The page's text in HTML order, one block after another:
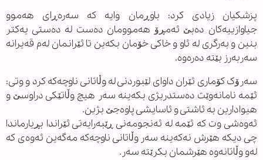
پزشکیان زیادی کرد: باوڕمان وایە کە سەرەڕای هەموو
جیاوازییەکان دەبێ ئەمڕۆ هەموومان دەست لە دەستی یەکتر
بنین و بەرگری لە ئاو و خاکی خۆمان بکەین تا ئێرانمان لەم قەیرانە
سەربەرز بێتە دەرەوە.
سەرۆک کۆماری ئێران داوای لێبوردنی لە وڵاتانی ناوچەکە کرد و وتی:
ئێمە نامانەوێت دەستدریژی بکەینە سەر هیچ وڵاتێکی دراوسێ و
هیوادارین بە ئاشتی و ئاسایشی پاوەجێ بژین.
ئەوەشی وت کە ئێمە لە ئەنجومەنی ڕێبەرایەتی ئێراندا بڕیارماندا
چی دیکە هێرش نەکەینە سەر وڵاتانی ناوچەکە مەگەین ئەوەی کە
لەو وڵاتانەوە هێرشمان بکرێتە سەر.